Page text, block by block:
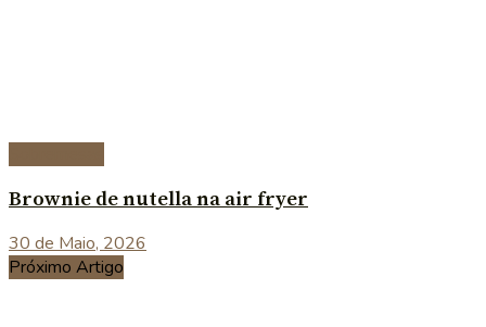
Brownie de nutella na air fryer
30 de Maio, 2026
Próximo Artigo